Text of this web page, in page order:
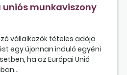
munkaviszony
vállalkozók tételes adója
egy újonnan induló egyéni
ha az Európai Unió